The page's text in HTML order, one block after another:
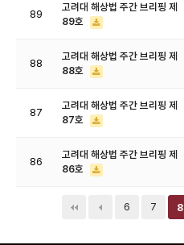
89
고려대 해상법 주간 브리핑 제
89호
88
고려대 해상법 주간 브리핑 제
88호
87
고려대 해상법 주간 브리핑 제
87호
86
고려대 해상법 주간 브리핑 제
86호
6 7 8